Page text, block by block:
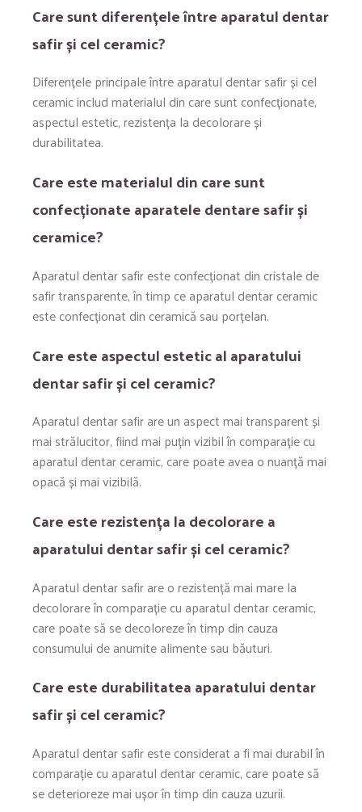
Care sunt diferențele între aparatul dentar
safir și cel ceramic?
Diferențele principale între aparatul dentar safir și cel
ceramic includ materialul din care sunt confecționate,
aspectul estetic, rezistența la decolorare și
durabilitatea.
Care este materialul din care sunt
confecționate aparatele dentare safir și
ceramice?
Aparatul dentar safir este confecționat din cristale de
safir transparente, în timp ce aparatul dentar ceramic
este confecționat din ceramică sau porțelan.
Care este aspectul estetic al aparatului
dentar safir și cel ceramic?
Aparatul dentar safir are un aspect mai transparent și
mai strălucitor, fiind mai puțin vizibil în comparație cu
aparatul dentar ceramic, care poate avea o nuanță mai
opacă și mai vizibilă.
Care este rezistența la decolorare a
aparatului dentar safir și cel ceramic?
Aparatul dentar safir are o rezistență mai mare la
decolorare în comparație cu aparatul dentar ceramic,
care poate să se decoloreze în timp din cauza
consumului de anumite alimente sau băuturi.
Care este durabilitatea aparatului dentar
safir și cel ceramic?
Aparatul dentar safir este considerat a fi mai durabil în
comparație cu aparatul dentar ceramic, care poate să
se deterioreze mai ușor în timp din cauza uzurii.